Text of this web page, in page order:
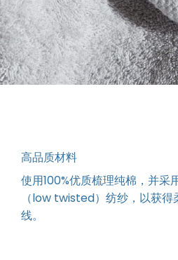
高品质材料
使用100%优质梳理纯棉，并采
（low twisted）纺纱，以获得
线。